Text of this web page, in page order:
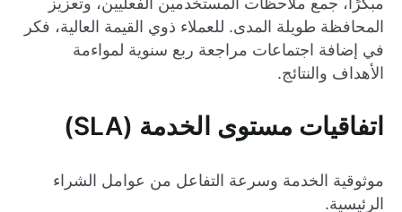
المحافظة طويلة المدى. للعملاء ذوي القيمة العالية، فكر
في إضافة اجتماعات مراجعة ربع سنوية لمواءمة
الأهداف والنتائج.
اتفاقيات مستوى الخدمة (SLA)
موثوقية الخدمة وسرعة التفاعل من عوامل الشراء
الرئيسية.